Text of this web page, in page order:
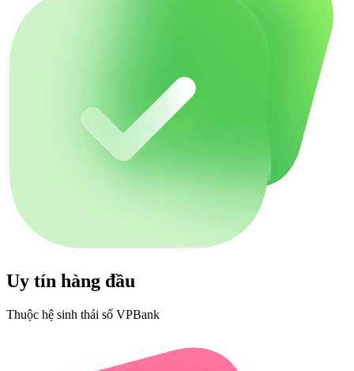
Uy tín hàng đầu
Thuộc hệ sinh thái số VPBank